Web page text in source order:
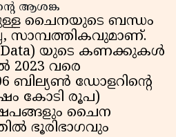
ആശങ്ക
ചൈനയുടെ ബന്ധം
സാമ്പത്തികവുമാണ്.
യുടെ കണക്കുകൾ
2023 വരെ
ബില്യൺ ഡോളറിന്റെ
കോടി രൂപ)
ചൈന
ഭൂരിഭാഗവും